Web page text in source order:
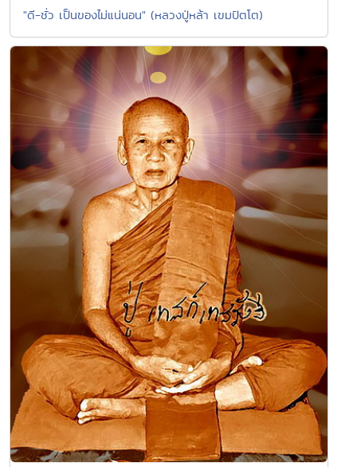
"ดี-ชั่ว เป็นของไม่แน่นอน" (หลวงปู่หล้า เขมปัตโต)